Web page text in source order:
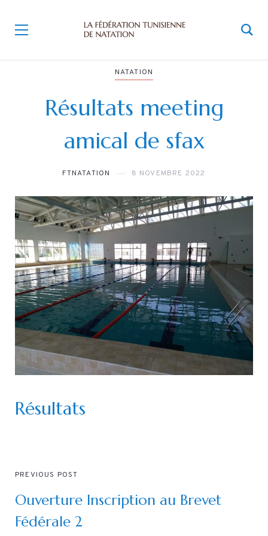
NATATION
Résultats meeting
amical de sfax
FTNATATION 8 NOVEMBRE 2022
Résultats
PREVIOUS POST
Ouverture Inscription au Brevet
Fédérale 2